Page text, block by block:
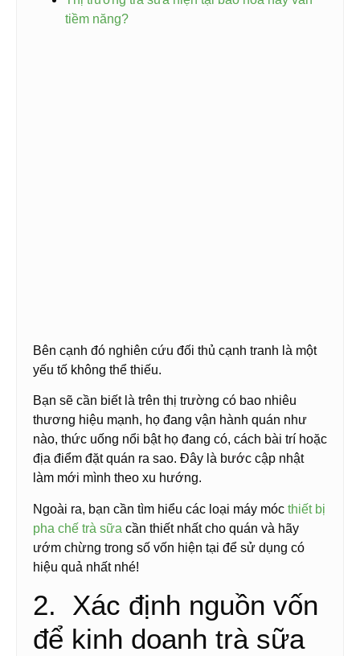
tiềm năng?
Bên cạnh đó nghiên cứu đối thủ cạnh tranh là một
yếu tố không thể thiếu.
Bạn sẽ cần biết là trên thị trường có bao nhiêu
thương hiệu mạnh, họ đang vận hành quán như
nào, thức uống nổi bật họ đang có, cách bài trí hoặc
địa điểm đặt quán ra sao. Đây là bước cập nhật
làm mới mình theo xu hướng.
Ngoài ra, bạn cần tìm hiểu các loại máy móc thiết bị
pha chế trà sữa cần thiết nhất cho quán và hãy
ướm chừng trong số vốn hiện tại để sử dụng có
hiệu quả nhất nhé!
2. Xác định nguồn vốn
để kinh doanh trà sữa